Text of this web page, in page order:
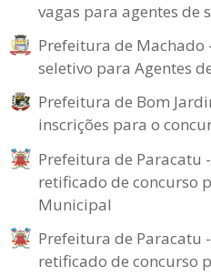
vagas para agentes de
Prefeitura de Machado
seletivo para Agentes
Prefeitura de Bom
inscrições para o
Prefeitura de Paracatu
retificado de concurso
Municipal
Prefeitura de Paracatu
retificado de concurso